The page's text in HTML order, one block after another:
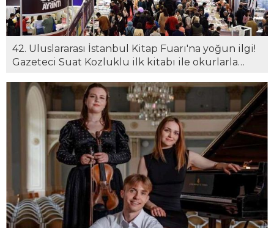
42. Uluslararası İstanbul Kitap Fuarı'na yoğun ilgi!
Gazeteci Suat Kozluklu ilk kitabı ile okurlarla